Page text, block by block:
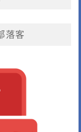
落客